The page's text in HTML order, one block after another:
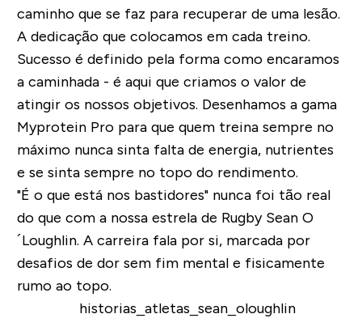
caminho que se faz para recuperar de uma lesão.
A dedicação que colocamos em cada treino.
Sucesso é definido pela forma como encaramos
a caminhada - é aqui que criamos o valor de
atingir os nossos objetivos. Desenhamos a gama
Myprotein Pro para que quem treina sempre no
máximo nunca sinta falta de energia, nutrientes
e se sinta sempre no topo do rendimento.
"É o que está nos bastidores" nunca foi tão real
do que com a nossa estrela de Rugby Sean O
´Loughlin. A carreira fala por si, marcada por
desafios de dor sem fim mental e fisicamente
rumo ao topo.